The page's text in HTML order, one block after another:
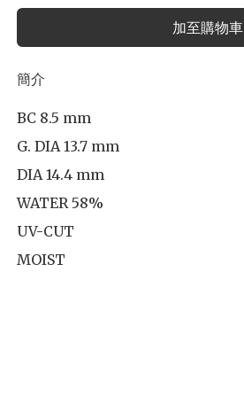
加至購物車
簡介
BC 8.5 mm
G. DIA 13.7 mm
DIA 14.4 mm
WATER 58%
UV-CUT
MOIST